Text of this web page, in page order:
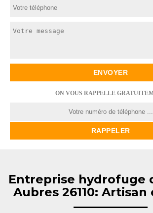
ON VOUS RAPPELLE
Entreprise hydrofuge
Aubres 26110: